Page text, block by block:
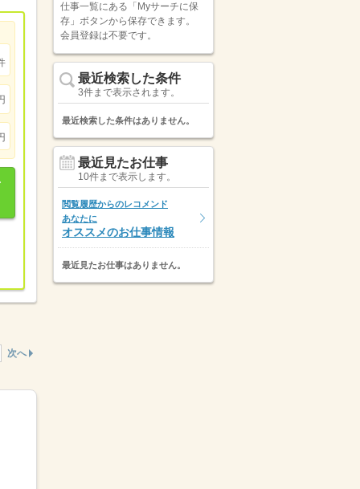
次へ
仕事一覧にある「Myサーチに保
存」ボタンから保存できます。
会員登録は不要です。
最近検索した条件
3件まで表示されます。
最近検索した条件はありません。
最近見たお仕事
10件まで表示します。
閲覧履歴からのレコメンド
あなたに
オススメのお仕事情報
最近見たお仕事はありません。